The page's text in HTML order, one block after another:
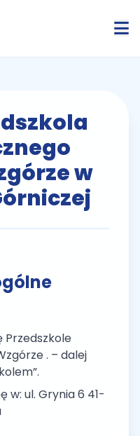
w
Przedszkole
. – dalej
w: ul. Grynia 6 41-